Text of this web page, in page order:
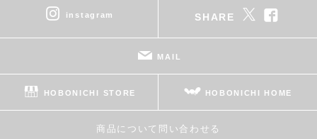
instagram SHARE
MAIL
HOBONICHI STORE HOBONICHI HOME
商品について問い合わせる